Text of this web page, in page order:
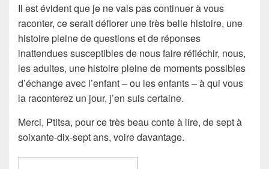
Il est évident que je ne vais pas continuer à vous
raconter, ce serait déflorer une très belle histoire, une
histoire pleine de questions et de réponses
inattendues susceptibles de nous faire réfléchir, nous,
les adultes, une histoire pleine de moments possibles
d’échange avec l’enfant – ou les enfants – à qui vous
la raconterez un jour, j’en suis certaine.
Merci, Ptitsa, pour ce très beau conte à lire, de sept à
soixante-dix-sept ans, voire davantage.